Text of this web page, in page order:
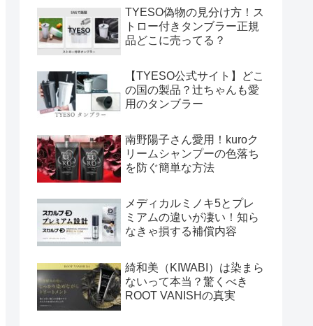
TYESO偽物の見分け方！ス
トロー付きタンブラー正規
品どこに売ってる？
【TYESO公式サイト】どこ
の国の製品？辻ちゃんも愛
用のタンブラー
南野陽子さん愛用！kuroク
リームシャンプーの色落ち
を防ぐ簡単な方法
メディカルミノキ5とプレ
ミアムの違いが凄い！知ら
なきゃ損する補償内容
綺和美（KIWABI）は染まら
ないって本当？驚くべき
ROOT VANISHの真実